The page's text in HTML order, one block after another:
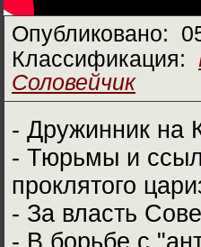
Опубликовано:
Классификация:
Соловейчик
- Дружинник на
- Тюрьмы и
проклятого
- За власть
- В борьбе с